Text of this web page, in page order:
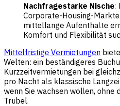
Nachfragestarke Nische:
Corporate-Housing-
mittellange Aufenthalte
Komfort und Flexibilität
Mittelfristige Vermietungen
Welten: ein beständigeres
Kurzzeitvermietungen bei
pro Nacht als klassische
wenn Sie wachsen wollen, ohne
Trubel.